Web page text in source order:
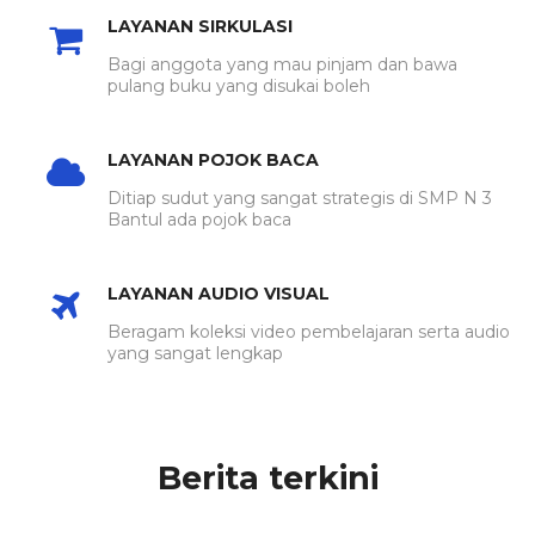
LAYANAN SIRKULASI
Bagi anggota yang mau pinjam dan bawa
pulang buku yang disukai boleh
LAYANAN POJOK BACA
Ditiap sudut yang sangat strategis di SMP N 3
Bantul ada pojok baca
LAYANAN AUDIO VISUAL
Beragam koleksi video pembelajaran serta audio
yang sangat lengkap
Berita terkini